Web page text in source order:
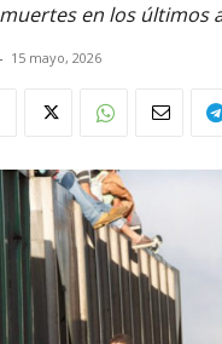
en los últimos
- 15 mayo, 2026